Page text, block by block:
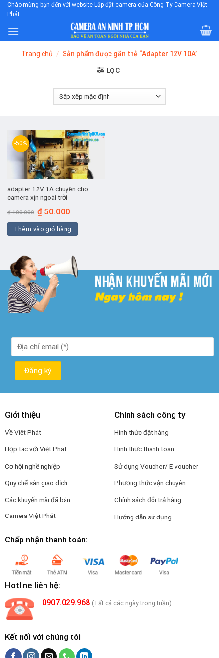
Skip
content
Chào mừng bạn đến với website Lắp đặt camera của Công Ty Camera Việt
Phát
Trang chủ / Sản phẩm được gắn thẻ “Adapter 12V 10A”
LỌC
-50%
adapter 12V 1A chuyên cho
camera xịn ngoài trời
₫100.000 Giá
gốc
là:
₫ 100.000.
₫ 50.000
tại
là:
₫ 50.000.
Thêm vào giỏ hàng
Giới thiệu
Về Việt Phát
Hợp tác với Việt Phát
Cơ hội nghề nghiệp
Quy chế sàn giao dịch
Các khuyến mãi đã bán
Camera Việt Phát
Chính sách công ty
Hình thức đặt hàng
Hình thức thanh toán
Sử dụng Voucher/ E-voucher
Phương thức vận chuyên
Chính sách đổi trả hàng
Hướng dẫn sử dụng
Chấp nhận thanh toán:
Hotline liên hệ:
0907.029.968 (Tất cả các ngày trong tuần)
Kết nối với chúng tôi